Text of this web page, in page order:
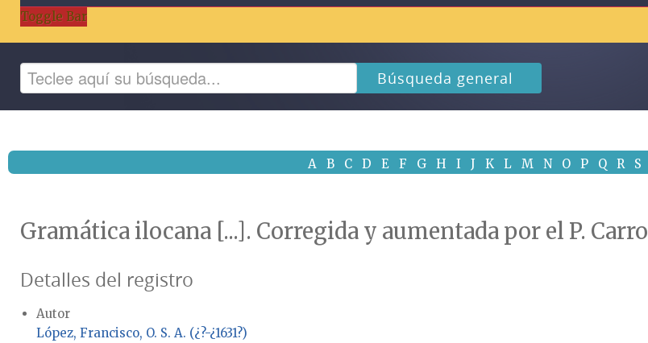
Toggle Bar
Búsqueda general
A B C D E F G H I J K L M N O P Q R S
Gramática ilocana [...]. Corregida y aumentada por el P. Carro
Detalles del registro
Autor
López, Francisco, O. S. A. (¿?-¿1631?)